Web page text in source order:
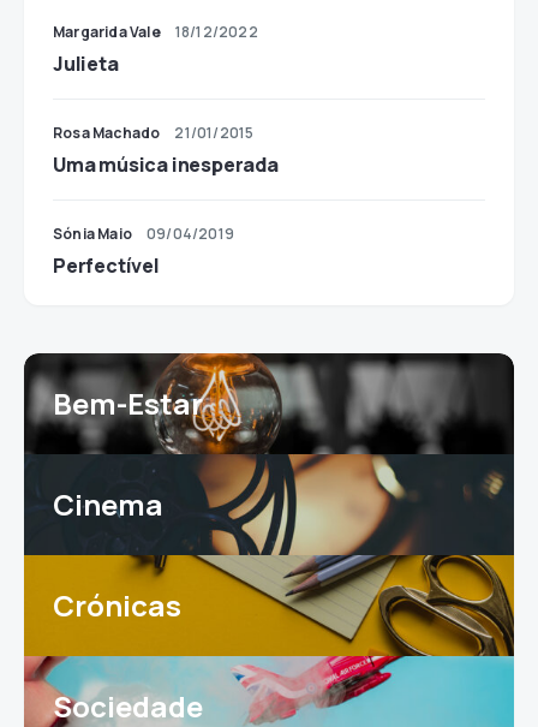
Margarida Vale 18/12/2022
Julieta
Rosa Machado 21/01/2015
Uma música inesperada
Sónia Maio 09/04/2019
Perfectível
Bem-Estar
Cinema
Crónicas
Sociedade